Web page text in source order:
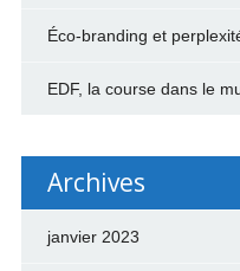
Éco-branding et
EDF, la course dans le
Archives
janvier 2023